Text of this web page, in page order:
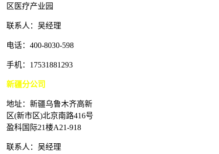
区医疗产业园
联系人：吴经理
电话：400-8030-598
手机：17531881293
新疆分公司
地址：新疆乌鲁木齐高新
区(新市区)北京南路416号
盈科国际21楼A21-918
联系人：吴经理